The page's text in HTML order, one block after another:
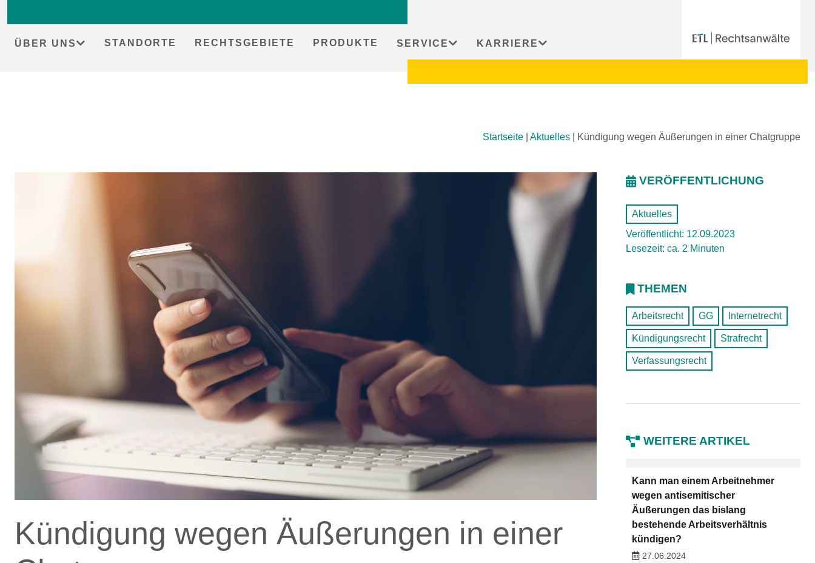
ÜBER UNS STANDORTE RECHTSGEBIETE PRODUKTE SERVICE KARRIERE
Startseite Aktuelles Kündigung wegen Äußerungen in einer Chatgruppe
Kündigung wegen Äußerungen in einer
VERÖFFENTLICHUNG
Aktuelles
Veröffentlicht: 12.09.2023
Lesezeit: ca. 2 Minuten
THEMEN
Arbeitsrecht GG Internetrecht
Kündigungsrecht Strafrecht
Verfassungsrecht
WEITERE ARTIKEL
Kann man einem Arbeitnehmer
wegen antisemitischer
Äußerungen das bislang
bestehende Arbeitsverhältnis
kündigen?
27.06.2024